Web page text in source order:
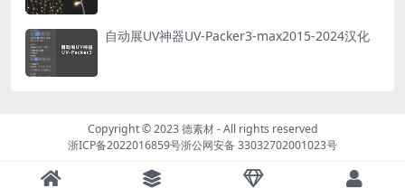
自动展UV神器​UV-Packer3-max2015-2024汉化
Copyright © 2023德素材- All rights reserved
浙ICP备2022016859号浙公网安备 33032702001023号